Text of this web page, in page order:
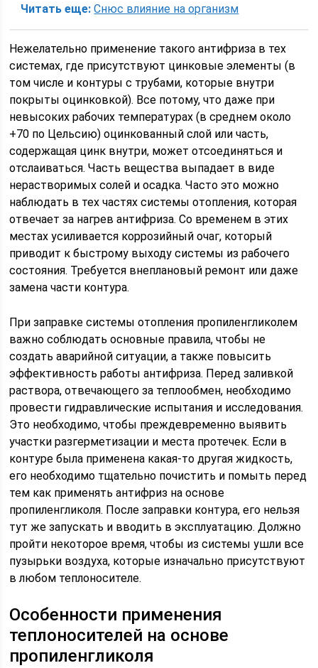
Читать еще: Снюс влияние на организм
Нежелательно применение такого антифриза в тех
системах, где присутствуют цинковые элементы (в
том числе и контуры с трубами, которые внутри
покрыты оцинковкой). Все потому, что даже при
невысоких рабочих температурах (в среднем около
+70 по Цельсию) оцинкованный слой или часть,
содержащая цинк внутри, может отсоединяться и
отслаиваться. Часть вещества выпадает в виде
нерастворимых солей и осадка. Часто это можно
наблюдать в тех частях системы отопления, которая
отвечает за нагрев антифриза. Со временем в этих
местах усиливается коррозийный очаг, который
приводит к быстрому выходу системы из рабочего
состояния. Требуется внеплановый ремонт или даже
замена части контура.
При заправке системы отопления пропиленгликолем
важно соблюдать основные правила, чтобы не
создать аварийной ситуации, а также повысить
эффективность работы антифриза. Перед заливкой
раствора, отвечающего за теплообмен, необходимо
провести гидравлические испытания и исследования.
Это необходимо, чтобы преждевременно выявить
участки разгерметизации и места протечек. Если в
контуре была применена какая-то другая жидкость,
его необходимо тщательно почистить и помыть перед
тем как применять антифриз на основе
пропиленгликоля. После заправки контура, его нельзя
тут же запускать и вводить в эксплуатацию. Должно
пройти некоторое время, чтобы из системы ушли все
пузырьки воздуха, которые изначально присутствуют
в любом теплоносителе.
Особенности применения
теплоносителей на основе
пропиленгликоля